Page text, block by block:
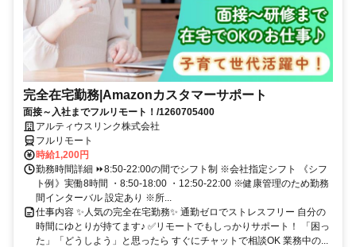
完全在宅勤務|Amazonカスタマーサポート
面接～入社までフルリモート！/1260705400
アルティウスリンク株式会社
フルリモート
時給1,200円
勤務時間詳細 ⏩8:50-22:00の間でシフト制 ※会社指定シフト 《シフ
ト例》実働8時間 ・8:50-18:00 ・12:50-22:00 ※健康管理のため勤務
間インターバル 設定あり ※所...
仕事内容 ✨人気の完全在宅勤務✨ 通勤ゼロでストレスフリー 自分の
時間にゆとりが持てます♪ ✅リモートでもしっかりサポート！ 「困っ
た」「どうしよう」と思ったら すぐにチャットで相談OK 業務中の...